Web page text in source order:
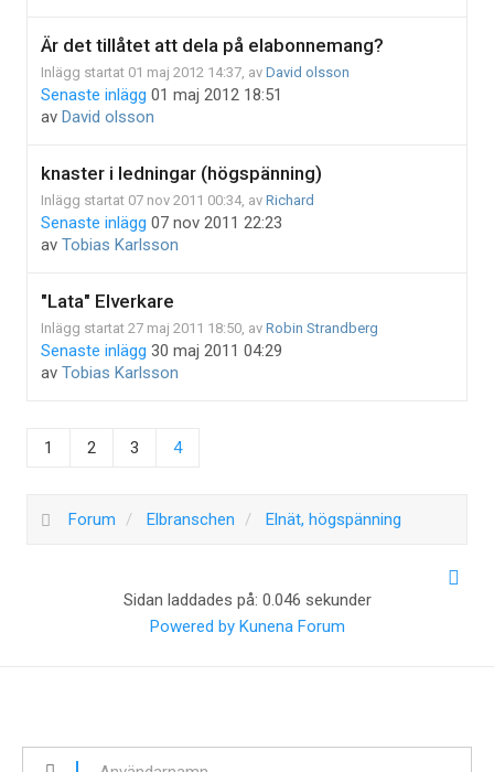
Är det tillåtet att dela på elabonnemang?
Inlägg startat 01 maj 2012 14:37, av David olsson
Senaste inlägg 01 maj 2012 18:51
av David olsson
knaster i ledningar (högspänning)
Inlägg startat 07 nov 2011 00:34, av Richard
Senaste inlägg 07 nov 2011 22:23
av Tobias Karlsson
"Lata" Elverkare
Inlägg startat 27 maj 2011 18:50, av Robin Strandberg
Senaste inlägg 30 maj 2011 04:29
av Tobias Karlsson
1 2 3 4
Forum Elbranschen Elnät, högspänning
Sidan laddades på: 0.046 sekunder
Powered by Kunena Forum